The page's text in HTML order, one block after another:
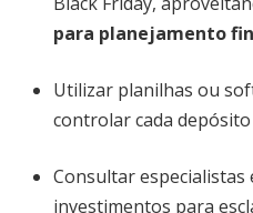
para planejamento
Utilizar planilhas ou
controlar cada depósito
Consultar
investimentos para